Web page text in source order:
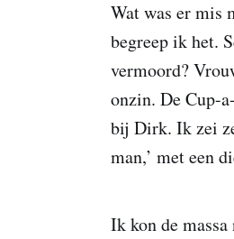
Wat was er mis
begreep ik het.
vermoord?
onzin. De Cup-
bij Dirk. Ik zei
man,’ met een
Ik kon de